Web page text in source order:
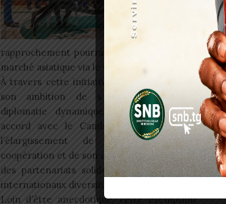
plus
rapprochement pourrait également permettre
marché asiatique via le Cambodge, et vice versa.
À travers cette initiative, le Togo confirme
son ambition de s’inscrire dans une
diplomatie dynamique et influente. Cet
accord avec le Cambodge témoigne de
l’élargissement de son réseau de
coopération et de son engagement à établir
des partenariats solides avec des acteurs
internationaux diversifiés.
Loin d’être anecdotique, cette exemption